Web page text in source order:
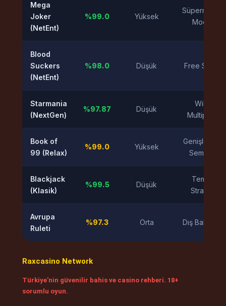
Mega
Joker
(NetEnt)
%99.0 Yüksek
Süpermetre
Modu
Blood
Suckers
(NetEnt)
%98.0 Düşük Free Spins
Starmania
(NextGen)
%97.87 Düşük
Wild
Multiplier
Book of
99 (Relax)
%99.0 Yüksek
Genişleyen
Sembol
Blackjack
(Klasik)
%99.5 Düşük
Temel
Strateji
Avrupa
Ruleti
%97.3 Orta Dış Bahisler
Raxcasino Network
Türkiye'nin güvenilir bahis ve casino rehberi. 18+
sorumlu oyun.